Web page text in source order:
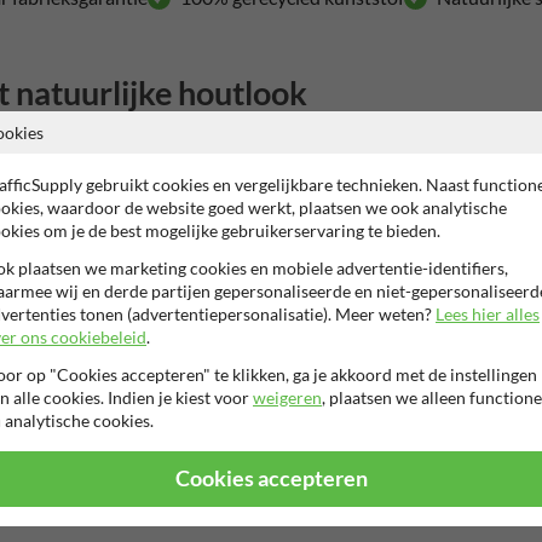
natuurlijke houtlook
hout met de praktische voordelen van gerecycled kunststof. De
Daardoor valt de paal goed op bij daglicht, schemer en
afschermen en geleiden van verkeer en voetgangers. Dit model
staat de paal stevig, terwijl het materiaal onderhoudsvriendelijk blijft.
voetpaden, pleinen, groenzones, inritten en
rijverkeer en voetgangers. Wil je meer varianten vergelijken, bekijk
hem rotvrij, splintervrij, weerbestendig, slagvast en volledig
paal combineren met andere
afzetpalen park- en
gebruikt cookies en vergelijkbare technieken. Naast
waardoor de website goed werkt, plaatsen we ook analytische
om je de best mogelijke gebruikerservaring te bieden.
plaatsen we marketing cookies en mobiele advertentie-identifiers,
wij en derde partijen gepersonaliseerde en niet-
tonen (advertentiepersonalisatie). Meer weten? Lees hier alles
ons cookiebeleid.
op "Cookies accepteren" te klikken, ga je akkoord met de instellingen
alle cookies. Indien je kiest voorweigeren, plaatsen we alleen
analytische cookies.
Cookies accepteren